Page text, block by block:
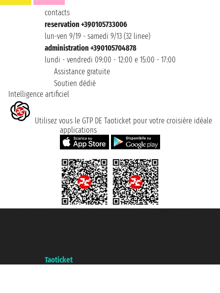
contacts
reservation +390105733006
lun-ven 9/19 - samedi 9/13 (32 linee)
administration +390105704878
lundi - vendredi 09:00 - 12:00 e 15:00 - 17:00
Assistance gratuite
Soutien dédié
Intelligence artificiel
Utilisez vous le GTP DE Taoticket pour votre croisière idéale
applications
Taoticket